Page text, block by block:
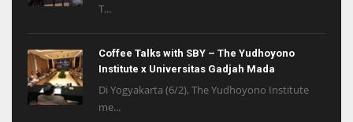
T...
Coffee Talks with SBY – The Yudhoyono
Institute x Universitas Gadjah Mada
Di Yogyakarta (6/2), The Yudhoyono Institute
me...